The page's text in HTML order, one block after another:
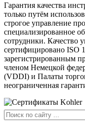
Гарантия качества
только путём
строгое управление
специализированное
сотрудники. Качество
сертифицировано ISO
зарегистрированным
членом Немецкой
(VDDI) и Палаты
неограниченная